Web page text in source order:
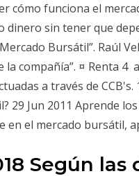
cómo funciona el
sin tener que
Bursátil”. Raúl
la compañía”. ¤ Renta 4
a través de
29 Jun 2011 Aprende
en el mercado bursátil,
Según